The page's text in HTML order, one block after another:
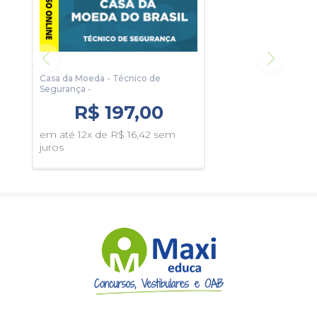
Recursos visuais pedagógicos.
Com este material sua preparação será completa e
assertiva.
Para conhecer um pouco, clique no botão Sumário e veja
algumas páginas da apostila.
Casa da Moeda - Técnico de
Segurança - ‎
R$ 197,00
em até 12x de R$ 16,42 sem
juros